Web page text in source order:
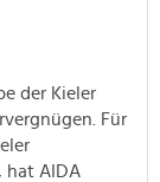
der Kieler
Für
hat AIDA